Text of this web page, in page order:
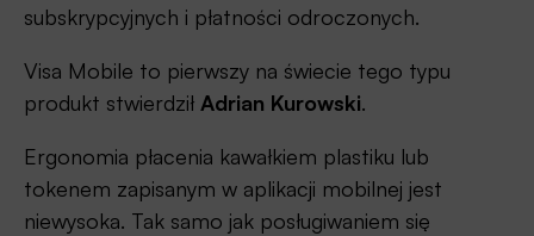
subskrypcyjnych i płatności odroczonych.
Visa Mobile to pierwszy na świecie tego typu
produkt stwierdził Adrian Kurowski.
Ergonomia płacenia kawałkiem plastiku lub
tokenem zapisanym w aplikacji mobilnej jest
niewysoka. Tak samo jak posługiwaniem się